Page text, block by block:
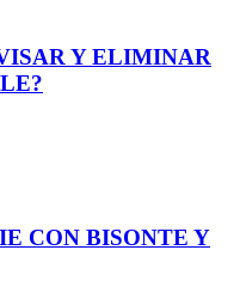
Y ELIMINAR
CON BISONTE Y